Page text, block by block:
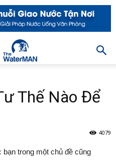
Thế Nào Để
4079
trong một chủ đề cũng